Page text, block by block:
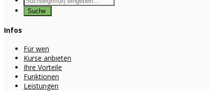
Infos
Für wen
Kurse anbieten
Ihre Vorteile
Funktionen
Leistungen